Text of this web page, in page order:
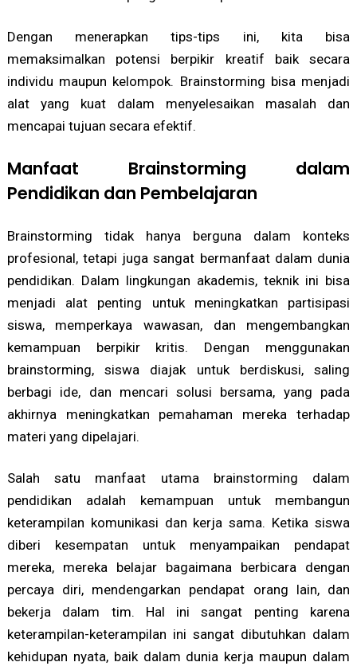
Dengan menerapkan tips-tips ini, kita bisa
memaksimalkan potensi berpikir kreatif baik secara
individu maupun kelompok. Brainstorming bisa menjadi
alat yang kuat dalam menyelesaikan masalah dan
mencapai tujuan secara efektif.
Manfaat Brainstorming dalam
Pendidikan dan Pembelajaran
Brainstorming tidak hanya berguna dalam konteks
profesional, tetapi juga sangat bermanfaat dalam dunia
pendidikan. Dalam lingkungan akademis, teknik ini bisa
menjadi alat penting untuk meningkatkan partisipasi
siswa, memperkaya wawasan, dan mengembangkan
kemampuan berpikir kritis. Dengan menggunakan
brainstorming, siswa diajak untuk berdiskusi, saling
berbagi ide, dan mencari solusi bersama, yang pada
akhirnya meningkatkan pemahaman mereka terhadap
materi yang dipelajari.
Salah satu manfaat utama brainstorming dalam
pendidikan adalah kemampuan untuk membangun
keterampilan komunikasi dan kerja sama. Ketika siswa
diberi kesempatan untuk menyampaikan pendapat
mereka, mereka belajar bagaimana berbicara dengan
percaya diri, mendengarkan pendapat orang lain, dan
bekerja dalam tim. Hal ini sangat penting karena
keterampilan-keterampilan ini sangat dibutuhkan dalam
kehidupan nyata, baik dalam dunia kerja maupun dalam